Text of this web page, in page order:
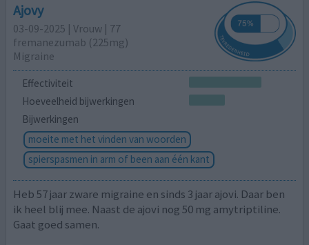
Ajovy
03-09-2025 | Vrouw | 77
fremanezumab (225mg)
Migraine
Effectiviteit
Hoeveelheid bijwerkingen
Bijwerkingen
moeite met het vinden van woorden
spierspasmen in arm of been aan één kant
Heb 57 jaar zware migraine en sinds 3 jaar ajovi. Daar ben
ik heel blij mee. Naast de ajovi nog 50 mg amytriptiline.
Gaat goed samen.